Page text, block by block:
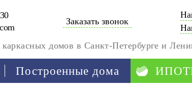
Заказать звонок
каркасных домов в Санкт-Петербурге и
Построенные дома